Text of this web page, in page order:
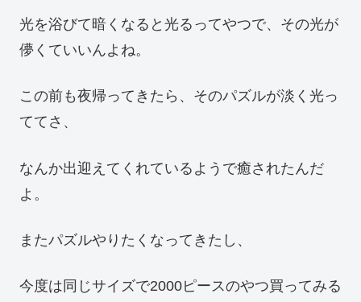
光を浴びて暗くなると光るってやつで、その光が
儚くていいんよね。
この前も夜帰ってきたら、そのパズルが淡く光っ
ててさ、
なんか出迎えてくれているようで癒されたんだ
よ。
またパズルやりたくなってきたし、
今度は同じサイズで2000ピースのやつ買ってみる